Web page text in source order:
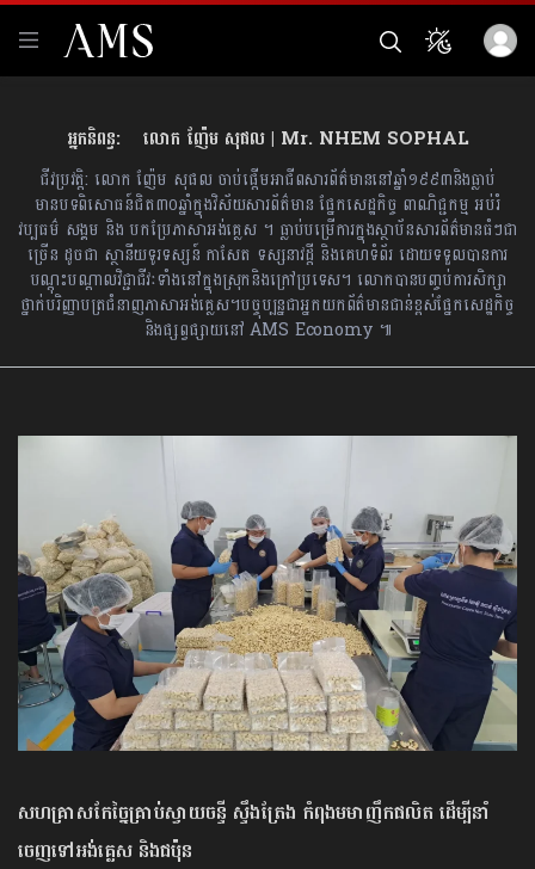
ជីវប្រវត្តិ: លោក ញ៉ែម សុផល ចាប់ផ្តើមអាជីពសារព័ត៌មាននៅឆ្នាំ១៩៩៣និងធ្លាប់
មានបទពិសោធន៍ជិត៣០ឆ្នាំក្នុងវិស័យសារព័ត៌មាន ផ្នែកសេដ្ឋកិច្ច ពាណិជ្ជកម្ម អប់រំ
វប្បធម៌ សង្គម និង បកប្រែភាសាអង់គ្លេស ។ ធ្លាប់បម្រើការក្នុងស្ថាប័នសារព័ត៌មានធំៗជា
ច្រើន ដូចជា ស្ថានីយទូរទស្សន៍ កាសែត ទស្សនាវដ្តី និងគេហទំព័រ ដោយទទួលបានការ
បណ្តុះបណ្តាលវិជ្ជាជីវៈទាំងនៅក្នុងស្រុកនិងក្រៅប្រទេស។ លោកបានបញ្ចប់ការសិក្សា
ថ្នាក់បរិញ្ញាបត្រជំនាញភាសាអង់គ្លេស។បច្ចុប្បន្នជាអ្នកយកព័ត៌មានជាន់ខ្ពស់ផ្នែកសេដ្ឋកិច្ច
និង​ផ្សព្វផ្សាយនៅ AMS Economy ៕
សហគ្រាសកែច្នៃគ្រាប់ស្វាយចន្ទី ស្ទឹងត្រែង កំពុងមមាញឹកផលិត ដើម្បីនាំ
ចេញទៅអង់គ្លេស និងជប៉ុន